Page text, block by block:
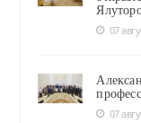
07
07